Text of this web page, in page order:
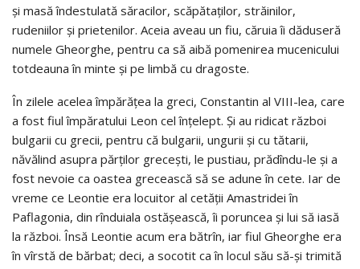
şi masă îndestulată săracilor, scăpătaţilor, străinilor,
rudeniilor şi prietenilor. Aceia aveau un fiu, căruia îi dăduseră
numele Gheorghe, pentru ca să aibă pomenirea mucenicului
totdeauna în minte şi pe limbă cu dragoste.
În zilele acelea împărăţea la greci, Constantin al VIII-lea, care
a fost fiul împăratului Leon cel înţelept. Şi au ridicat război
bulgarii cu grecii, pentru că bulgarii, ungurii şi cu tătarii,
năvălind asupra părţilor greceşti, le pustiau, prădîndu-le şi a
fost nevoie ca oastea grecească să se adune în cete. Iar de
vreme ce Leontie era locuitor al cetăţii Amastridei în
Paflagonia, din rînduiala ostăşească, îi poruncea şi lui să iasă
la război. Însă Leontie acum era bătrîn, iar fiul Gheorghe era
în vîrstă de bărbat; deci, a socotit ca în locul său să-şi trimită